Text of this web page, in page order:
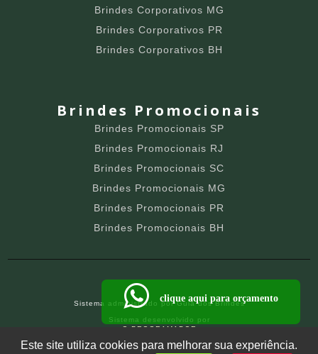
Brindes Corporativos MG
Brindes Corporativos PR
Brindes Corporativos BH
Brindes Promocionais
Brindes Promocionais SP
Brindes Promocionais RJ
Brindes Promocionais SC
Brindes Promocionais MG
Brindes Promocionais PR
Brindes Promocionais BH
Sistema administrado porGuia dos Brindes
Sistema desenvolvido por
O PROGRAMADOR
clique aqui para orçamento
Este site utiliza cookies para melhorar sua experiência.